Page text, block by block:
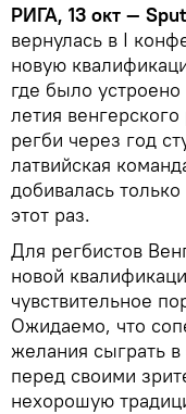
РИГА, 13 окт —
вернулась в I
новую
где было
летия
регби через год
латвийская
добивалась
этот раз.
Для регбистов
новой
чувствительное
Ожидаемо, что
желания сыграть
перед своими
нехорошую